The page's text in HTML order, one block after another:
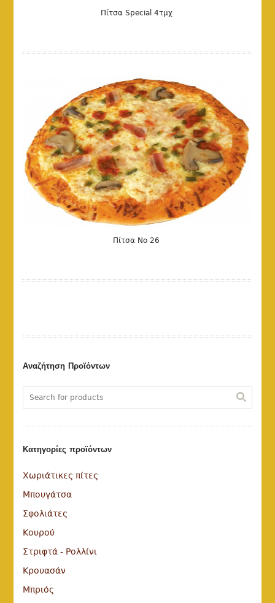
Πίτσα Special 4τμχ
DETAILS
Πίτσα Νο 26
Αναζήτηση Προϊόντων
Κατηγορίες προϊόντων
Χωριάτικες πίτες
Μπουγάτσα
Σφολιάτες
Κουρού
Στριφτά - Ρολλίνι
Κρουασάν
Μπριός